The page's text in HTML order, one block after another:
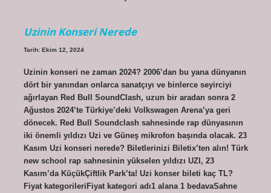
Uzinin Konseri Nerede
Tarih: Ekim 12, 2024
Uzinin konseri ne zaman 2024? 2006’dan bu yana dünyanın
dört bir yanından onlarca sanatçıyı ve binlerce seyirciyi
ağırlayan Red Bull SoundClash, uzun bir aradan sonra 2
Ağustos 2024’te Türkiye’deki Volkswagen Arena’ya geri
dönecek. Red Bull Soundclash sahnesinde rap dünyasının
iki önemli yıldızı Uzi ve Güneş mikrofon başında olacak. 23
Kasım Uzi konseri nerede? Biletlerinizi Biletix’ten alın! Türk
new school rap sahnesinin yükselen yıldızı UZI, 23
Kasım’da KüçükÇiftlik Park’ta! Uzi konser bileti kaç TL?
Fiyat kategorileriFiyat kategori adı1 alana 1 bedavaSahne